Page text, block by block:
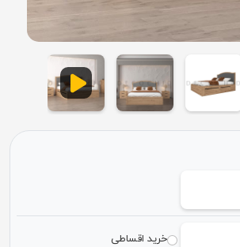
خرید اقساطی